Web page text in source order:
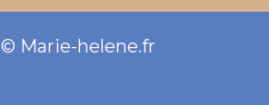
© Marie-helene.fr